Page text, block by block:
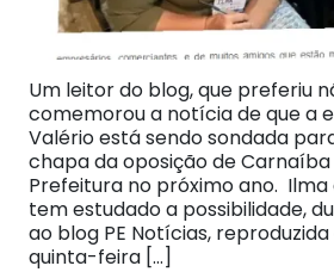
Um leitor do blog, que preferiu
comemorou a notícia de que a
Valério está sendo sondada
chapa da oposição de
Prefeitura no próximo ano.
tem estudado a possibilidade,
ao blog PE Notícias,
quinta-feira […]